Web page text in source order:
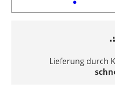
Lieferung durch